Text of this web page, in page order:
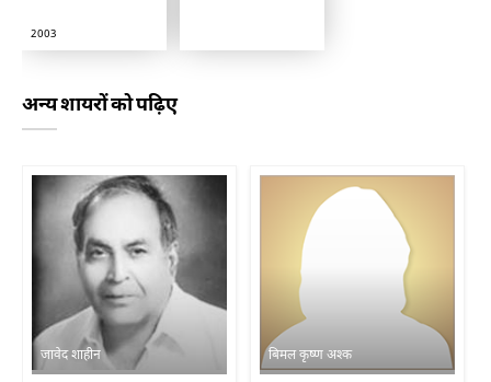
2003
अन्य शायरों को पढ़िए
जावेद शाहीन बिमल कृष्ण अश्क